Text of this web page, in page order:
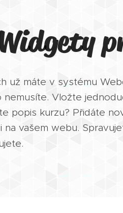
už máte v systému
nemusíte. Vložte
popis kurzu? Přidáte
na vašem webu.